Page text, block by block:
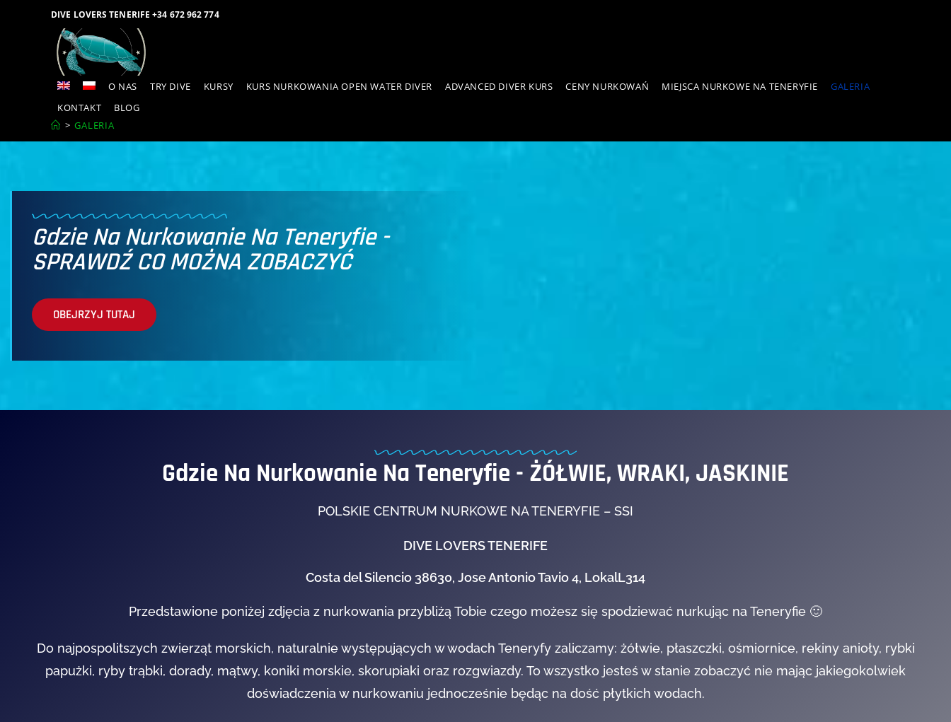
DIVE LOVERS TENERIFE +34 672 962 774
O NAS TRY DIVE KURSY KURS NURKOWANIA OPEN WATER DIVER ADVANCED DIVER KURS CENY NURKOWAŃ MIEJSCA NURKOWE NA TENERYFIE
GALERIA
KONTAKT
BLOG
> GALERIA
Gdzie Na Nurkowanie Na Teneryfie -
SPRAWDŹ CO MOŻNA ZOBACZYĆ
OBEJRZYJ TUTAJ
Gdzie Na Nurkowanie Na Teneryfie - ŻÓŁWIE, WRAKI, JASKINIE
POLSKIE CENTRUM NURKOWE NA TENERYFIE – SSI
DIVE LOVERS TENERIFE
Costa del Silencio 38630, Jose Antonio Tavio 4, LokalL314
Przedstawione poniżej zdjęcia z nurkowania przybliżą Tobie czego możesz się spodziewać nurkując na Teneryfie 🙂
Do najpospolitszych zwierząt morskich, naturalnie występujących w wodach Teneryfy zaliczamy: żółwie, płaszczki, ośmiornice, rekiny anioły, rybki
papużki, ryby trąbki, dorady, mątwy, koniki morskie, skorupiaki oraz rozgwiazdy. To wszystko jesteś w stanie zobaczyć nie mając jakiegokolwiek
doświadczenia w nurkowaniu jednocześnie będąc na dość płytkich wodach.